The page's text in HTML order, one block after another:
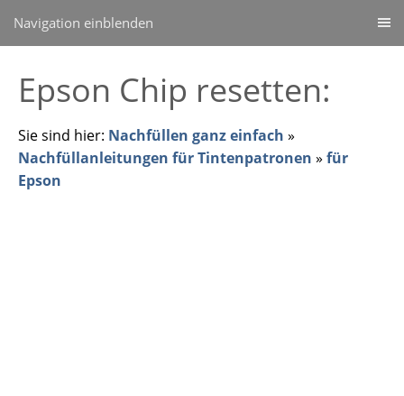
Navigation einblenden
Epson Chip resetten:
Sie sind hier: Nachfüllen ganz einfach »
Nachfüllanleitungen für Tintenpatronen » für
Epson